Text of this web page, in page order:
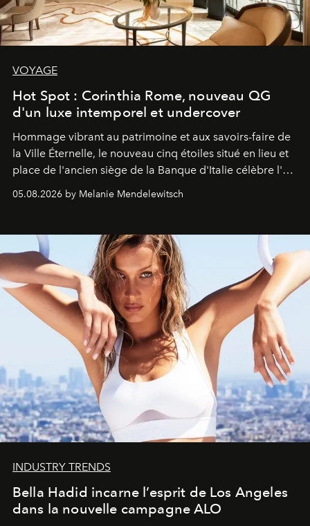
VOYAGE
Hot Spot : Corinthia Rome, nouveau QG
d'un luxe intemporel et undercover
Hommage vibrant au patrimoine et aux savoirs-faire de
la Ville Éternelle, le nouveau cinq étoiles situé en lieu et
place de l'ancien siège de la Banque d'Italie célèbre l'art
de vivre Romain dans toute son élégance intemporelle.
05.08.2026 by Melanie Mendelewitsch
INDUSTRY TRENDS
Bella Hadid incarne l’esprit de Los Angeles
dans la nouvelle campagne ALO